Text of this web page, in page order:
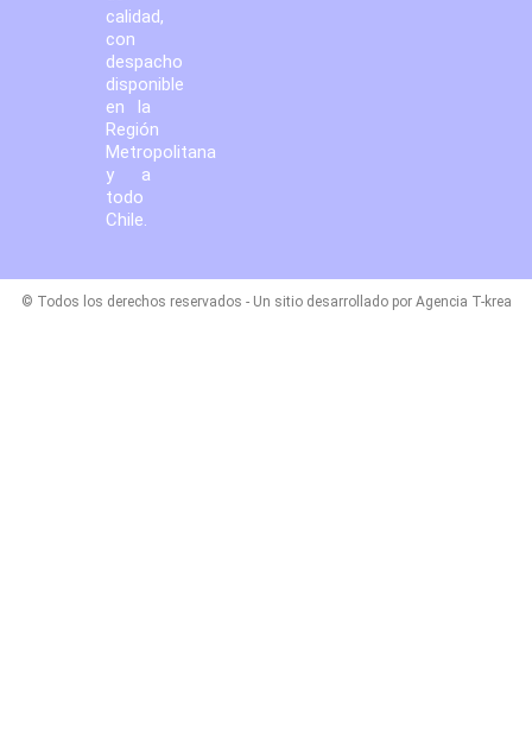
calidad,
con
despacho
disponible
en la
Región
Metropolitana
y a
todo
Chile.
© Todos los derechos reservados - Un sitio desarrollado por Agencia T-krea